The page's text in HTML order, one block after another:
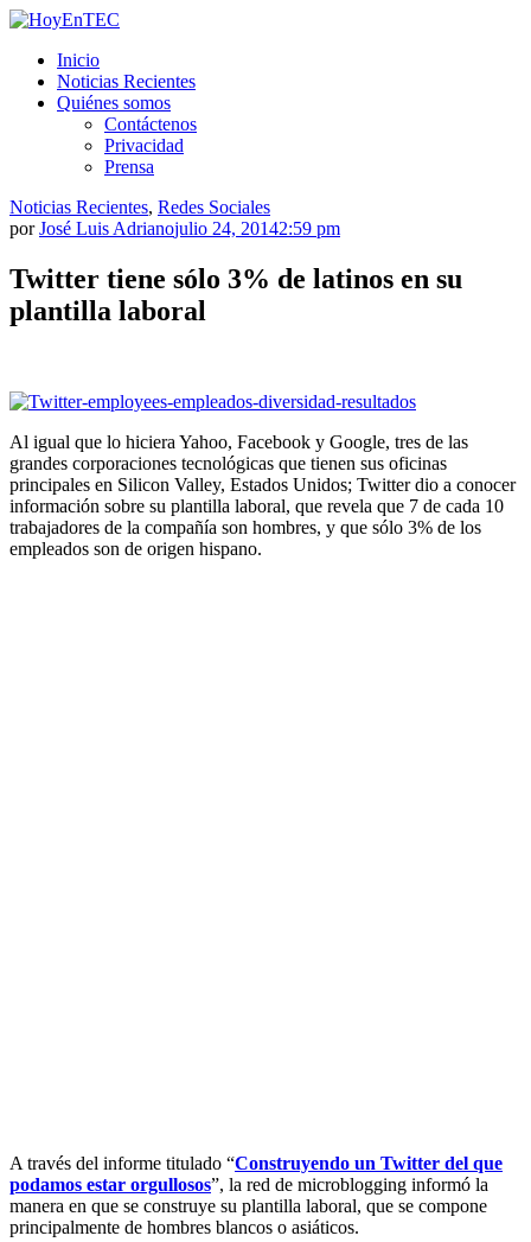
Saltar
contenido.
Inicio
Noticias Recientes
Quiénes somos
Contáctenos
Privacidad
Prensa
Noticias Recientes, Redes Sociales
porJosé Luis Adrianojulio 24, 20142:59 pm
Twitter tiene sólo 3% de latinos en su
plantilla laboral
Al igual que lo hiciera Yahoo, Facebook y Google, tres de las
grandes corporaciones tecnológicas que tienen sus oficinas
principales en Silicon Valley, Estados Unidos; Twitter dio a conocer
información sobre su plantilla laboral, que revela que 7 de cada 10
trabajadores de la compañía son hombres, y que sólo 3% de los
empleados son de origen hispano.
A través del informe titulado “Construyendo un Twitter del que
podamos estar orgullosos”, la red de microblogging informó la
manera en que se construye su plantilla laboral, que se compone
principalmente de hombres blancos o asiáticos.